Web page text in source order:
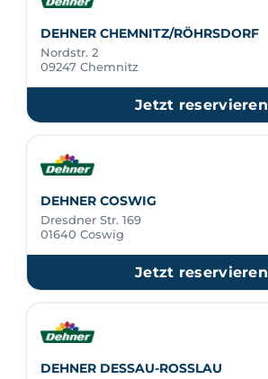
DEHNER CHEMNITZ/RÖHRSDORF
Nordstr. 2
09247 Chemnitz
Jetzt reservieren
DEHNER COSWIG
Dresdner Str. 169
01640 Coswig
Jetzt reservieren
DEHNER DESSAU-ROSSLAU